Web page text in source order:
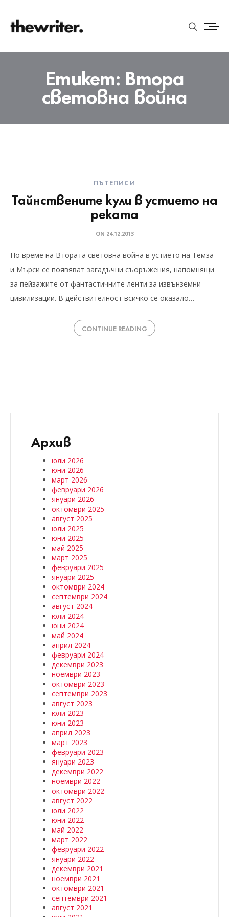
Етикет: Втора
световна война
ПЪТЕПИСИ
Тайнствените кули в устието на
реката
ON 24.12.2013
По време на Втората световна война в устието на Темза
и Мърси се появяват загадъчни съоръжения, напомнящи
за пейзажите от фантастичните ленти за извънземни
цивилизации. В действителност всичко се оказало…
CONTINUE READING
Архив
юли 2026
юни 2026
март 2026
февруари 2026
януари 2026
октомври 2025
август 2025
юли 2025
юни 2025
май 2025
март 2025
февруари 2025
януари 2025
октомври 2024
септември 2024
август 2024
юли 2024
юни 2024
май 2024
април 2024
февруари 2024
декември 2023
ноември 2023
октомври 2023
септември 2023
август 2023
юли 2023
юни 2023
април 2023
март 2023
февруари 2023
януари 2023
декември 2022
ноември 2022
октомври 2022
август 2022
юли 2022
юни 2022
май 2022
март 2022
февруари 2022
януари 2022
декември 2021
ноември 2021
октомври 2021
септември 2021
август 2021